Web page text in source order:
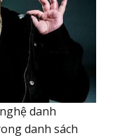
danh
danh sách